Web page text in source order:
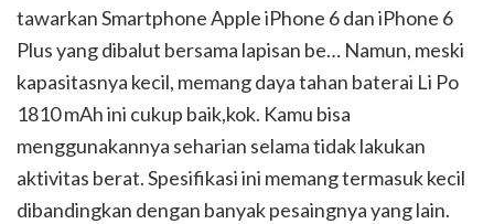
tawarkan Smartphone Apple iPhone 6 dan iPhone 6
Plus yang dibalut bersama lapisan be… Namun, meski
kapasitasnya kecil, memang daya tahan baterai Li Po
1810 mAh ini cukup baik,kok. Kamu bisa
menggunakannya seharian selama tidak lakukan
aktivitas berat. Spesifikasi ini memang termasuk kecil
dibandingkan dengan banyak pesaingnya yang lain.